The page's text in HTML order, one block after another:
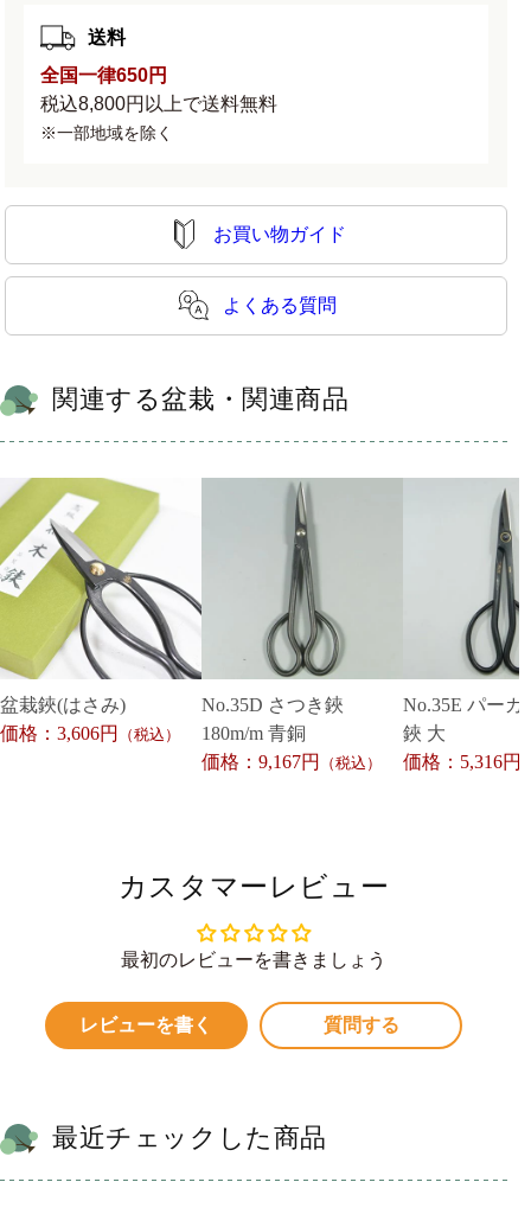
送料
全国一律650円
税込8,800円以上で送料無料
※一部地域を除く
お買い物ガイド
よくある質問
関連する盆栽・関連商品
盆栽鋏(はさみ)
価格：3,606円
（税込）
No.35D さつき鋏
180m/m 青銅
価格：9,167円
（税込）
No.35E パーカ
鋏 大
価格：5,316円
カスタマーレビュー
最初のレビューを書きましょう
レビューを書く 質問する
最近チェックした商品